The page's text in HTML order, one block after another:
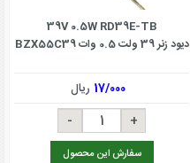
39V 0.5W RD39E-TB
دیود زنر 39 ولت 0.5 وات BZX55C39
17/000 ریال
سفارش این محصول